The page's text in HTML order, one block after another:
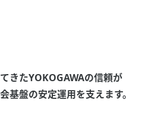
きたYOKOGAWAの信頼が
基盤の安定運用を支えます。